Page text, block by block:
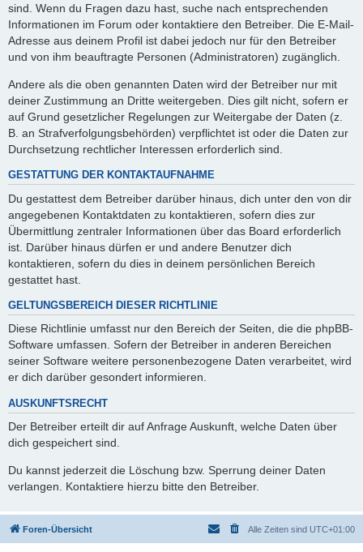
sind. Wenn du Fragen dazu hast, suche nach entsprechenden
Informationen im Forum oder kontaktiere den Betreiber. Die E-Mail-
Adresse aus deinem Profil ist dabei jedoch nur für den Betreiber
und von ihm beauftragte Personen (Administratoren) zugänglich.
Andere als die oben genannten Daten wird der Betreiber nur mit
deiner Zustimmung an Dritte weitergeben. Dies gilt nicht, sofern er
auf Grund gesetzlicher Regelungen zur Weitergabe der Daten (z.
B. an Strafverfolgungsbehörden) verpflichtet ist oder die Daten zur
Durchsetzung rechtlicher Interessen erforderlich sind.
GESTATTUNG DER KONTAKTAUFNAHME
Du gestattest dem Betreiber darüber hinaus, dich unter den von dir
angegebenen Kontaktdaten zu kontaktieren, sofern dies zur
Übermittlung zentraler Informationen über das Board erforderlich
ist. Darüber hinaus dürfen er und andere Benutzer dich
kontaktieren, sofern du dies in deinem persönlichen Bereich
gestattet hast.
GELTUNGSBEREICH DIESER RICHTLINIE
Diese Richtlinie umfasst nur den Bereich der Seiten, die die phpBB-
Software umfassen. Sofern der Betreiber in anderen Bereichen
seiner Software weitere personenbezogene Daten verarbeitet, wird
er dich darüber gesondert informieren.
AUSKUNFTSRECHT
Der Betreiber erteilt dir auf Anfrage Auskunft, welche Daten über
dich gespeichert sind.
Du kannst jederzeit die Löschung bzw. Sperrung deiner Daten
verlangen. Kontaktiere hierzu bitte den Betreiber.
Foren-Übersicht Alle Zeiten sind UTC+01:00